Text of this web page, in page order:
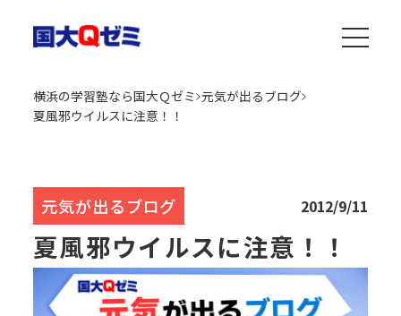
横浜の学習塾なら国大Ｑゼミ 元気が出るブログ
夏風邪ウイルスに注意！！
元気が出るブログ 2012/9/11
夏風邪ウイルスに注意！！